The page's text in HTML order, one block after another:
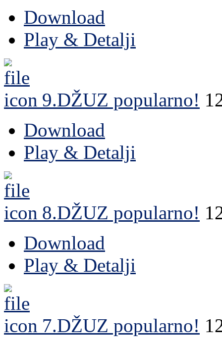
Download
Play & Detalji
9.DŽUZ popularno!
Download
Play & Detalji
8.DŽUZ popularno!
Download
Play & Detalji
7.DŽUZ popularno!